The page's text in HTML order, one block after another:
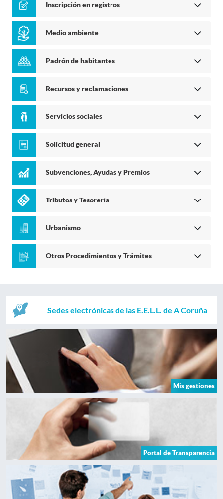
Inscripción en registros
Medio ambiente
Padrón de habitantes
Recursos y reclamaciones
Servicios sociales
Solicitud general
Subvenciones, Ayudas y Premios
Tributos y Tesorería
Urbanismo
Otros Procedimientos y Trámites
Sedes electrónicas de las E.E.L.L. de A Coruña
Mis gestiones
Portal de Transparencia